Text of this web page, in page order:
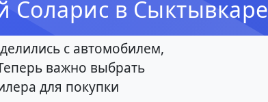
Соларис в Сыктывкаре
с автомобилем,
важно выбрать
для покупки